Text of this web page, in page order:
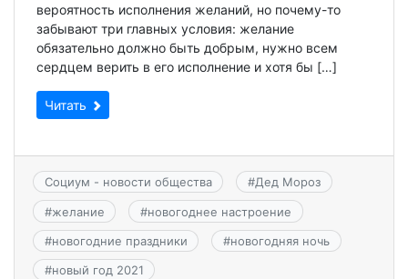
вероятность исполнения желаний, но почему-то
забывают три главных условия: желание
обязательно должно быть добрым, нужно всем
сердцем верить в его исполнение и хотя бы […]
Читать
Социум - новости общества #Дед Мороз
#желание #новогоднее настроение
#новогодние праздники #новогодняя ночь
#новый год 2021